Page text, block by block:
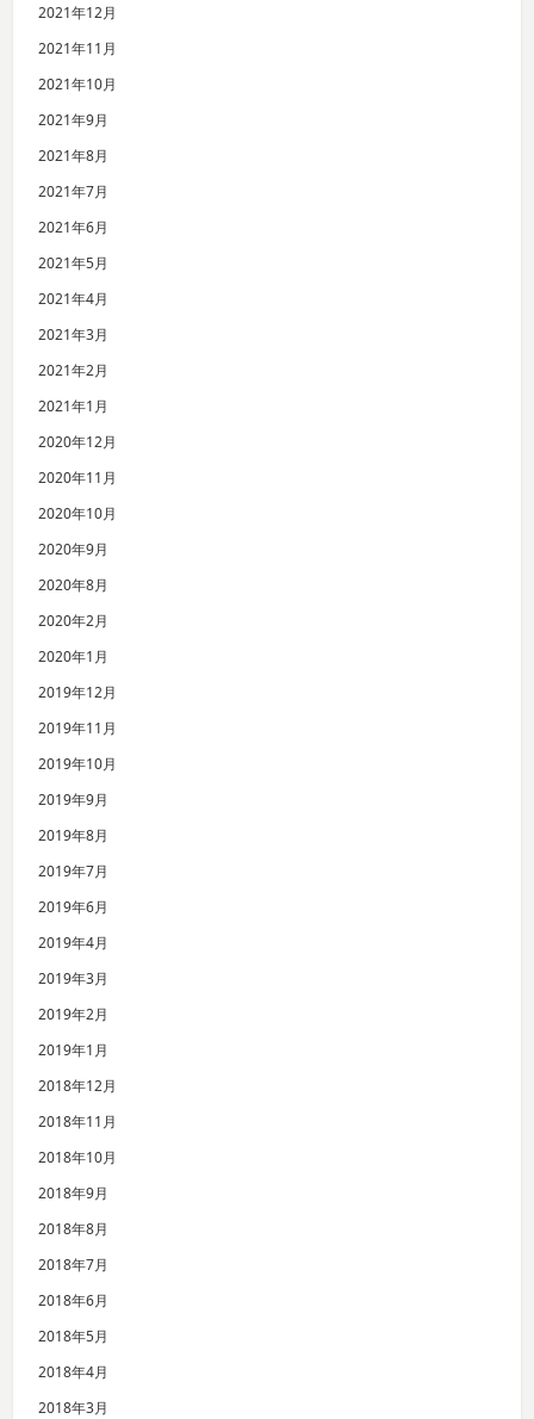
2021年12月
2021年11月
2021年10月
2021年9月
2021年8月
2021年7月
2021年6月
2021年5月
2021年4月
2021年3月
2021年2月
2021年1月
2020年12月
2020年11月
2020年10月
2020年9月
2020年8月
2020年2月
2020年1月
2019年12月
2019年11月
2019年10月
2019年9月
2019年8月
2019年7月
2019年6月
2019年4月
2019年3月
2019年2月
2019年1月
2018年12月
2018年11月
2018年10月
2018年9月
2018年8月
2018年7月
2018年6月
2018年5月
2018年4月
2018年3月